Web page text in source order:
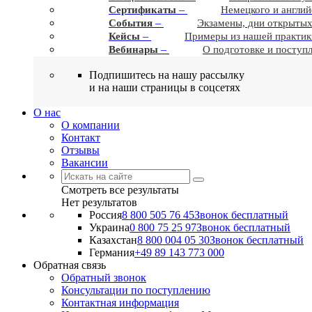
Сертификаты –
Немецкого и
События –
Экзамены, дни
Кейсы –
Примеры из нашей
Вебинары – О подготовке и
Подпишитесь на нашу рассылку
и на наши страницы в соцсетях
О нас
О компании
Контакт
Отзывы
Вакансии
Смотреть все результаты
Нет результатов
Россия8 800 505 76 45Звонок бесплатный
Украина0 800 75 25 97Звонок бесплатный
Казахстан8 800 004 05 30Звонок бесплатный
Германия+49 89 143 773 000
Обратная связь
Обратный звонок
Консультации по поступлению
Контактная информация